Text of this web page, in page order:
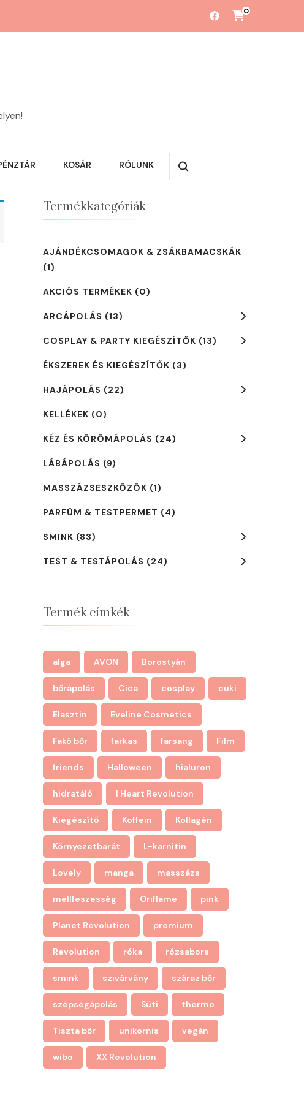
0
KOSÁR RÓLUNK
Termékkategóriák
AJÁNDÉKCSOMAGOK & ZSÁKBAMACSKÁK
(1)
AKCIÓS TERMÉKEK (0)
ARCÁPOLÁS (13)
COSPLAY & PARTY KIEGÉSZÍTŐK (13)
ÉKSZEREK ÉS KIEGÉSZÍTŐK (3)
HAJÁPOLÁS (22)
KELLÉKEK (0)
KÉZ ÉS KÖRÖMÁPOLÁS (24)
LÁBÁPOLÁS (9)
MASSZÁZSESZKÖZÖK (1)
PARFÜM & TESTPERMET (4)
SMINK (83)
TEST & TESTÁPOLÁS (24)
Termék címkék
alga AVON Borostyán
bőrápolás Cica cosplay cuki
Elasztin Eveline Cosmetics
Fakó bőr farkas farsang Film
friends Halloween hialuron
hidratáló I Heart Revolution
Kiegészítő Koffein Kollagén
Környezetbarát L-karnitin
Lovely manga masszázs
mellfeszesség Oriflame pink
Planet Revolution premium
Revolution róka rózsabors
smink szivárvány száraz bőr
szépségápolás Süti thermo
Tiszta bőr unikornis vegán
wibo XX Revolution